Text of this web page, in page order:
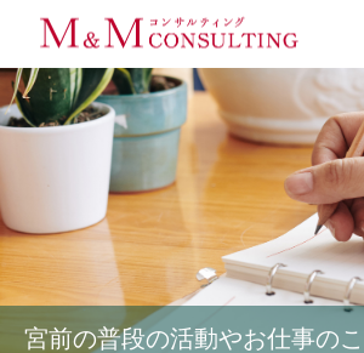
宮前の普段の活動やお仕事の
プロフィール
サービス
お客様の声
実績